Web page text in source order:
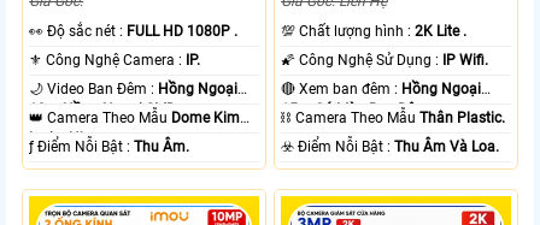
️👀 Độ sắc nét : FULL HD 1080P .
⚜️ Công Nghệ Camera :
IP.
🌙 Video Ban Đêm : Hồng Ngoại
10m Hồng Ngoại SMD.
👑 Camera Theo Mẫu Dome Kim
loại + Nhựa.
️ƒ Điểm Nỗi Bật :Thu Âm.
💯 Chất lượng hình :2K Lite .
🌠 Công Nghệ Sử Dụng :
IP Wifi.
🔴 Xem ban đêm : Hồng Ngoại
15m Có Màu Ban Ðêm.
⛓ Camera Theo MẫuThân Plastic.
️☣️ Điểm Nỗi Bật :Thu Âm Và Loa.